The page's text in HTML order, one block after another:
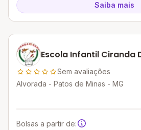
Saiba mais
Escola Infantil Ciranda
Sem avaliações
Alvorada - Patos de Minas - MG
Bolsas a partir de: